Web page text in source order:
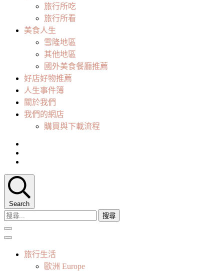
旅行所吃
旅行所看
美食人生
雪隆地區
其他地區
國外美食餐廳推薦
好店好物推薦
人生事件簿
關於我們
我們的網店
購買與下載流程
Search
搜
尋
關
旅行生活
歐洲 Europe